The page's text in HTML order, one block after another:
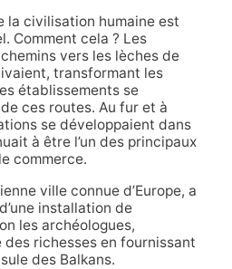
la civilisation humaine est
Comment cela ? Les
vers les lèches de
transformant les
établissements se
ces routes. Au fur et à
se développaient dans
à être l’un des principaux
commerce.
ville connue d’Europe, a
installation de
les archéologues,
richesses en fournissant
des Balkans.